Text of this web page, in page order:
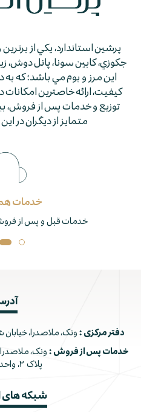
پرشين استاندارد، يكي از
جكوزي، كابين سونا، پانل دوش،
اين مرز و بوم مي باشد؛ كه به
كيفيت، ارائه خاصترين
توزيع و خدمات پس از فروش،
متمايز از ديگران در
خدمات
خدمات قبل و پس از فروش
دفتر مرکزی : ونک، ملاصدرا، خیابان
خدمات پس از فروش : ونک،
پلاک ۲، واحد ۱ شمالی
شبکه های